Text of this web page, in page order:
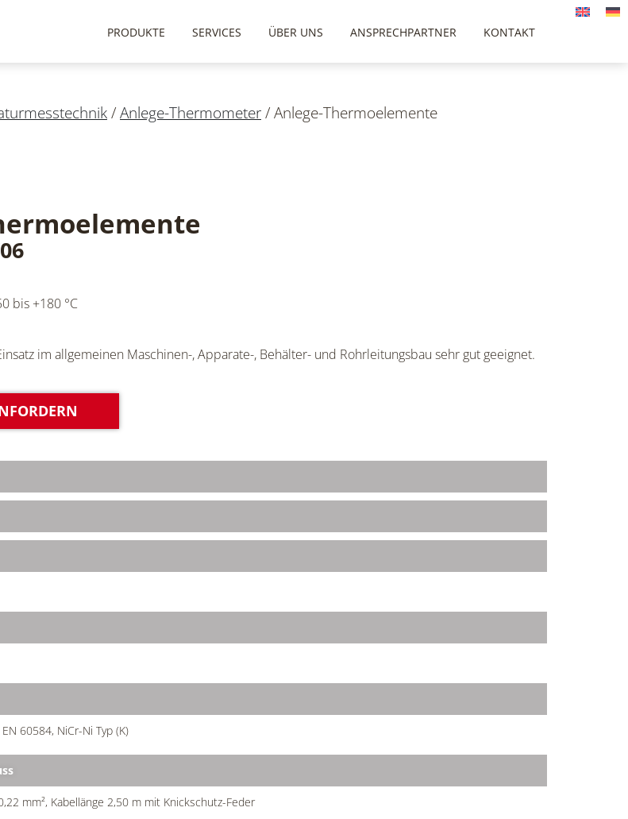
PRODUKTE SERVICES ÜBER UNS ANSPRECHPARTNER KONTAKT
/Anlege-Thermometer/Anlege-Thermoelemente
bis +180 °C
im allgemeinen Maschinen-, Apparate-, Behälter- und Rohrleitungsbau sehr gut geeignet.
60584, NiCr-Ni Typ (K)
mm², Kabellänge 2,50 m mit Knickschutz-Feder